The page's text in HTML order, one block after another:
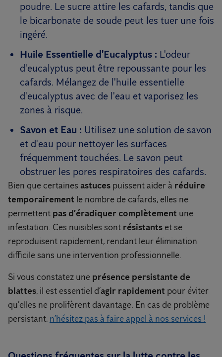
poudre. Le sucre attire les cafards, tandis que
le bicarbonate de soude peut les tuer une fois
ingéré.
Huile Essentielle d'Eucalyptus : L'odeur
d'eucalyptus peut être repoussante pour les
cafards. Mélangez de l'huile essentielle
d'eucalyptus avec de l'eau et vaporisez les
zones à risque.
Savon et Eau : Utilisez une solution de savon
et d'eau pour nettoyer les surfaces
fréquemment touchées. Le savon peut
obstruer les pores respiratoires des cafards.
Bien que certaines astuces puissent aider à réduire
temporairement le nombre de cafards, elles ne
permettent pas d’éradiquer complètement une
infestation. Ces nuisibles sont résistants et se
reproduisent rapidement, rendant leur élimination
difficile sans une intervention professionnelle.
Si vous constatez une présence persistante de
blattes, il est essentiel d’agir rapidement pour éviter
qu’elles ne prolifèrent davantage. En cas de problème
persistant, n’hésitez pas à faire appel à nos services !